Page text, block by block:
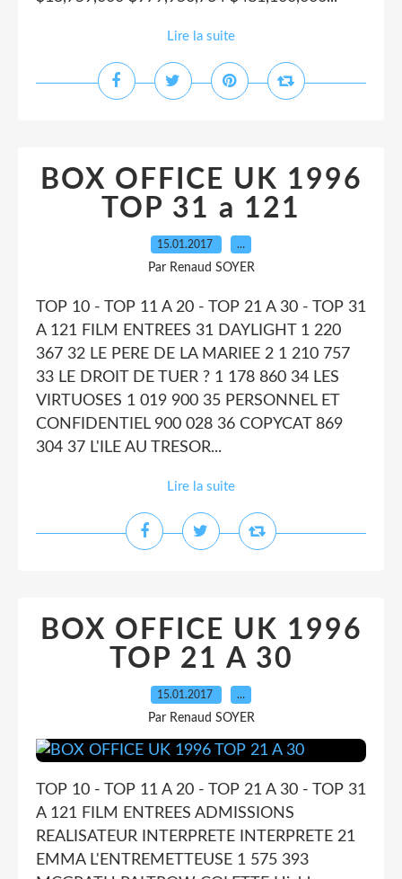
Lire la suite
BOX OFFICE UK 1996
TOP 31 a 121
15.01.2017 …
Par Renaud SOYER
TOP 10 - TOP 11 A 20 - TOP 21 A 30 - TOP 31
A 121 FILM ENTREES 31 DAYLIGHT 1 220
367 32 LE PERE DE LA MARIEE 2 1 210 757
33 LE DROIT DE TUER ? 1 178 860 34 LES
VIRTUOSES 1 019 900 35 PERSONNEL ET
CONFIDENTIEL 900 028 36 COPYCAT 869
304 37 L'ILE AU TRESOR...
Lire la suite
BOX OFFICE UK 1996
TOP 21 A 30
15.01.2017 …
Par Renaud SOYER
TOP 10 - TOP 11 A 20 - TOP 21 A 30 - TOP 31
A 121 FILM ENTREES ADMISSIONS
REALISATEUR INTERPRETE INTERPRETE 21
EMMA L'ENTREMETTEUSE 1 575 393